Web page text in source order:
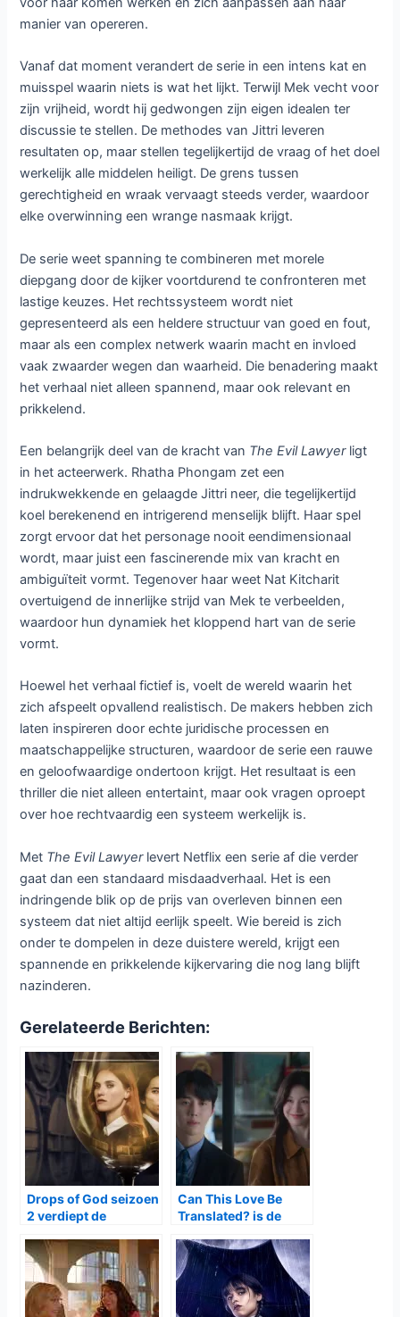
manier van opereren.
Vanaf dat moment verandert de serie in een intens kat en
muisspel waarin niets is wat het lijkt. Terwijl Mek vecht voor
zijn vrijheid, wordt hij gedwongen zijn eigen idealen ter
discussie te stellen. De methodes van Jittri leveren
resultaten op, maar stellen tegelijkertijd de vraag of het doel
werkelijk alle middelen heiligt. De grens tussen
gerechtigheid en wraak vervaagt steeds verder, waardoor
elke overwinning een wrange nasmaak krijgt.
De serie weet spanning te combineren met morele
diepgang door de kijker voortdurend te confronteren met
lastige keuzes. Het rechtssysteem wordt niet
gepresenteerd als een heldere structuur van goed en fout,
maar als een complex netwerk waarin macht en invloed
vaak zwaarder wegen dan waarheid. Die benadering maakt
het verhaal niet alleen spannend, maar ook relevant en
prikkelend.
Een belangrijk deel van de kracht van The Evil Lawyerligt
in het acteerwerk. Rhatha Phongam zet een
indrukwekkende en gelaagde Jittri neer, die tegelijkertijd
koel berekenend en intrigerend menselijk blijft. Haar spel
zorgt ervoor dat het personage nooit eendimensionaal
wordt, maar juist een fascinerende mix van kracht en
ambiguïteit vormt. Tegenover haar weet Nat Kitcharit
overtuigend de innerlijke strijd van Mek te verbeelden,
waardoor hun dynamiek het kloppend hart van de serie
vormt.
Hoewel het verhaal fictief is, voelt de wereld waarin het
zich afspeelt opvallend realistisch. De makers hebben zich
laten inspireren door echte juridische processen en
maatschappelijke structuren, waardoor de serie een rauwe
en geloofwaardige ondertoon krijgt. Het resultaat is een
thriller die niet alleen entertaint, maar ook vragen oproept
over hoe rechtvaardig een systeem werkelijk is.
Met The Evil Lawyerlevert Netflix een serie af die verder
gaat dan een standaard misdaadverhaal. Het is een
indringende blik op de prijs van overleven binnen een
systeem dat niet altijd eerlijk speelt. Wie bereid is zich
onder te dompelen in deze duistere wereld, krijgt een
spannende en prikkelende kijkervaring die nog lang blijft
nazinderen.
Gerelateerde Berichten:
Drops of God seizoen
2 verdiept de
perfecte wijn
Can This Love Be
Translated? is de
K-drama die je deze
winter wilt zien